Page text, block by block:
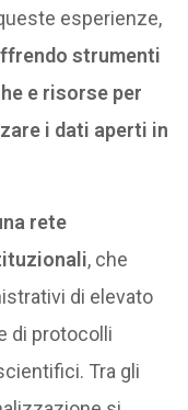
esperienze,
strumenti
e risorse per
i dati aperti in
rete
, che
di elevato
di protocolli
Tra gli